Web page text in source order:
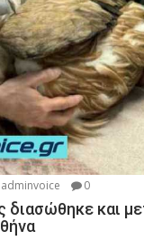
adminvoice 0
διασώθηκε και